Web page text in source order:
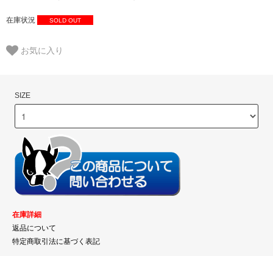
在庫状況 SOLD OUT
お気に入り
SIZE
在庫詳細
返品について
特定商取引法に基づく表記